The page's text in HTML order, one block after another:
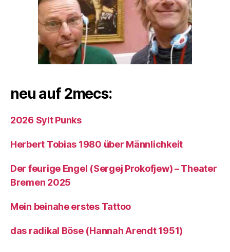
neu auf 2mecs:
2026 Sylt Punks
Herbert Tobias 1980 über Männlichkeit
Der feurige Engel (Sergej Prokofjew) – Theater
Bremen 2025
Mein beinahe erstes Tattoo
das radikal Böse (Hannah Arendt 1951)